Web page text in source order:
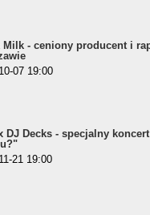
Milk - ceniony producent i
07 19:00
DJ Decks - specjalny
21 19:00